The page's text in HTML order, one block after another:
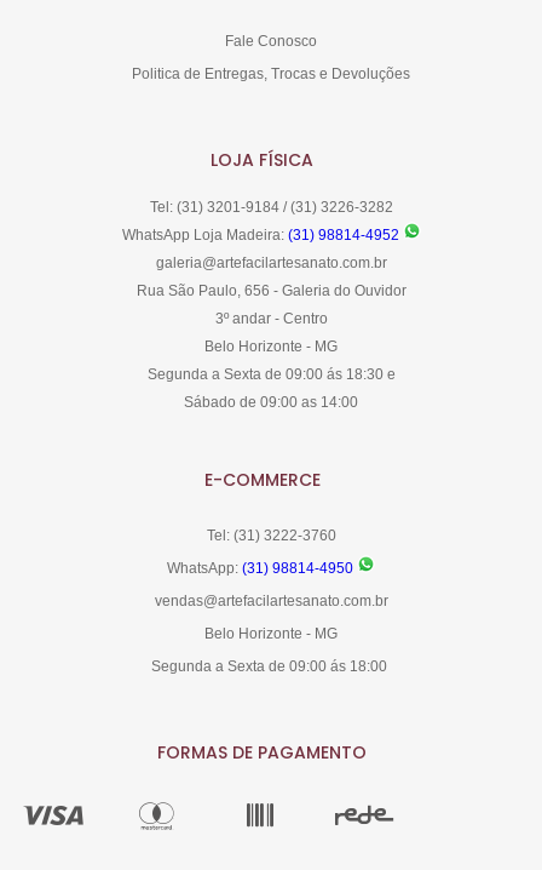
Fale Conosco
Politica de Entregas, Trocas e Devoluções
LOJA FÍSICA
Tel: (31) 3201-9184 / (31) 3226-3282
WhatsApp Loja Madeira: (31) 98814-4952
galeria@artefacilartesanato.com.br
Rua São Paulo, 656 - Galeria do Ouvidor
3º andar - Centro
Belo Horizonte - MG
Segunda a Sexta de 09:00 ás 18:30 e
Sábado de 09:00 as 14:00
E-COMMERCE
Tel: (31) 3222-3760
WhatsApp: (31) 98814-4950
vendas@artefacilartesanato.com.br
Belo Horizonte - MG
Segunda a Sexta de 09:00 ás 18:00
FORMAS DE PAGAMENTO